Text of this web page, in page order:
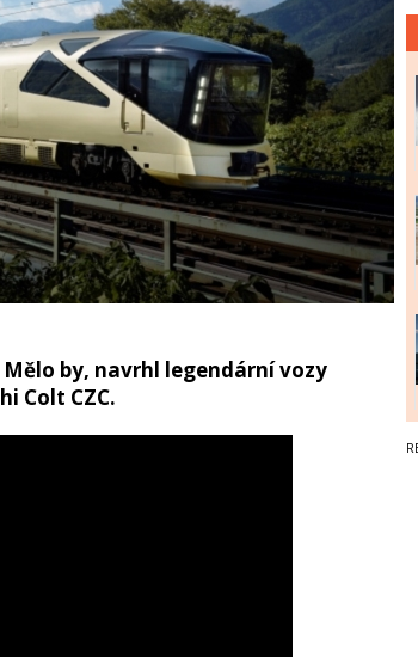
by, navrhl legendární vozy
Colt CZC.